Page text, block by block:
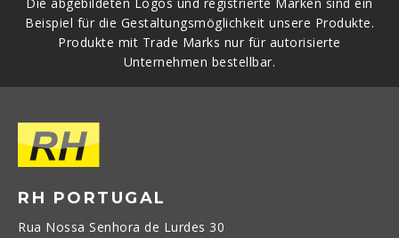
Beispiel für die Gestaltungsmöglichkeit unsere Produkte.
Produkte mit Trade Marks nur für autorisierte
Unternehmen bestellbar.
RH PORTUGAL
Rua Nossa Senhora de Lurdes 30